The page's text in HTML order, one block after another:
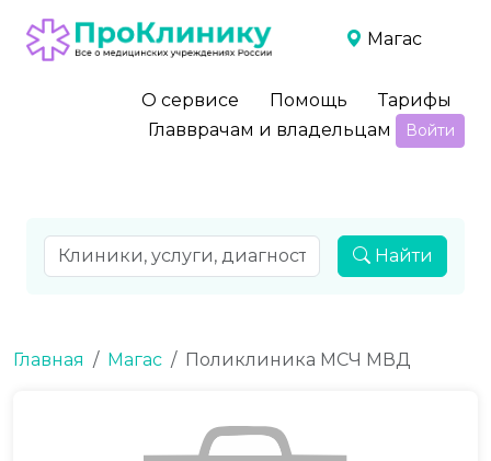
Магас
О сервисе Помощь
Тарифы
Главврачам и владельцам
Войти
Найти
Главная Магас Поликлиника МСЧ МВД